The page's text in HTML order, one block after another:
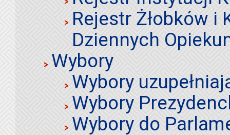
Rejestr Żłobków i
Dziennych
Wybory
Wybory
Wybory
Wybory do